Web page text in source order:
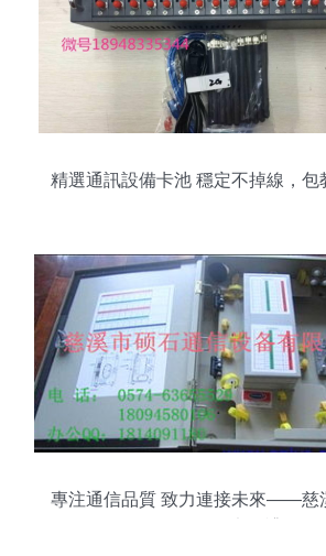
精選通訊設備卡池 穩定不掉線，包
專注通信品質 致力連接未來——慈